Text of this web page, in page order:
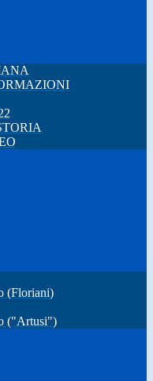
(Floriani)
("Artusi")